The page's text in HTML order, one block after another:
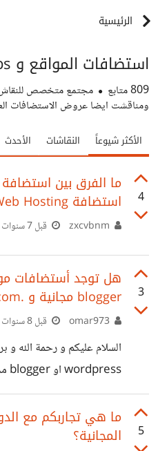
الرئيسية
استضافات المواقع و vps
809متابع
مجتمع متخصص للنقاش
ومناقشت ايضا عروض الاستضافات
الأكثر شيوعاً النقاشات الأحدث
4 استضافة Web Hosting
قبل 7 سنوات
3 blogger مجانية و .com
قبل 8 سنوات
السلام عليكم و رحمة الله
wordpress او blogger مجانية و .com
5
ما هي تجاربكم مع
المجانية؟